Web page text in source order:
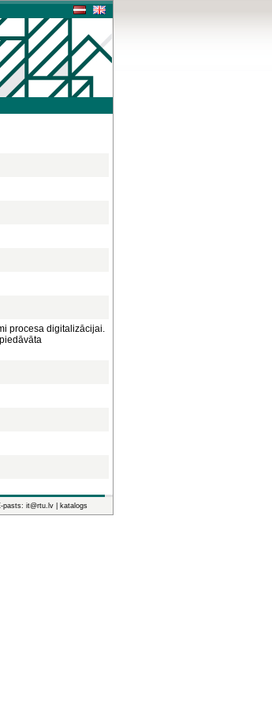
procesa digitalizācijai.
pasts: it@rtu.lv | katalogs